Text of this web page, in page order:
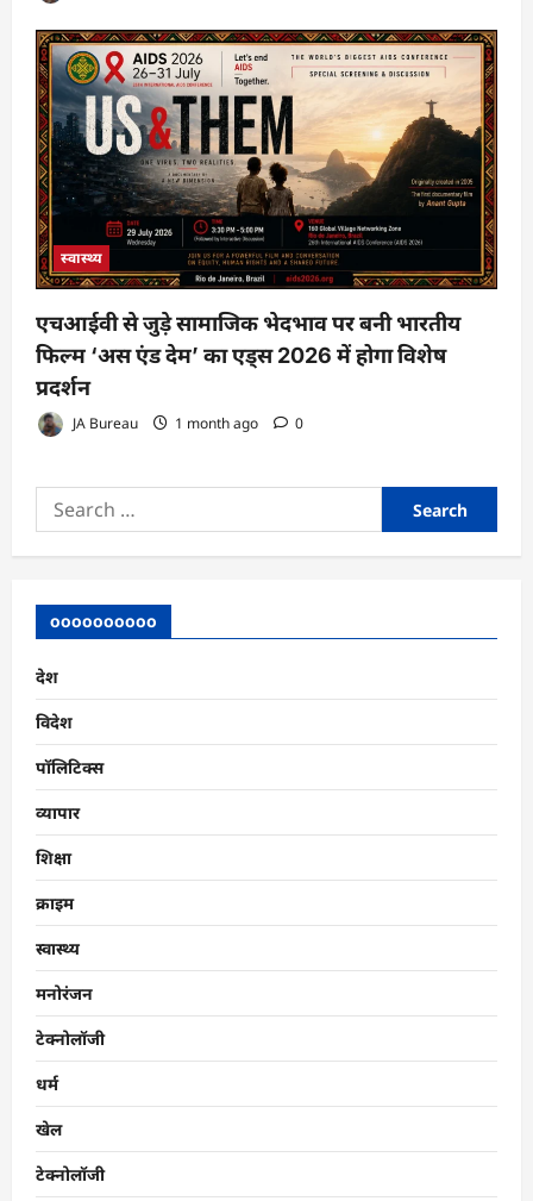
स्वास्थ्य
एचआईवी से जुड़े सामाजिक भेदभाव पर बनी भारतीय
फिल्म ‘अस एंड देम’ का एड्स 2026 में होगा विशेष
प्रदर्शन
JA Bureau 1 month ago 0
Search
for:
oooooooooo
देश
विदेश
पॉलिटिक्स
व्यापार
शिक्षा
क्राइम
स्वास्थ्य
मनोरंजन
टेक्नोलॉजी
धर्म
खेल
टेक्नोलॉजी